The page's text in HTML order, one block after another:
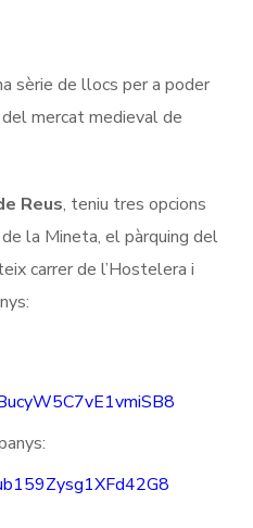
sèrie de llocs per a poder
mercat medieval de
Reus, teniu tres opcions
la Mineta, el pàrquing del
carrer de l’Hostelera i